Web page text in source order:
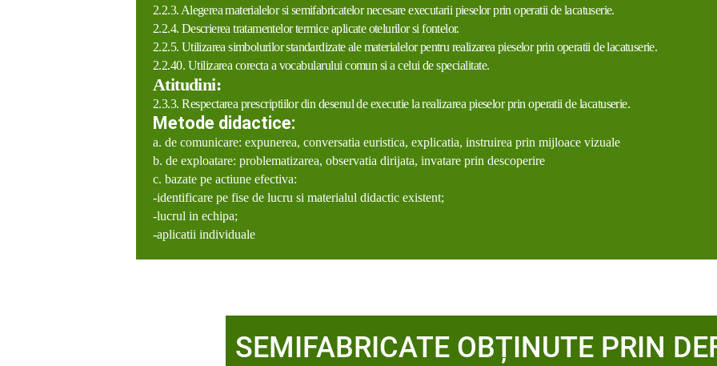
2.2.3. Alegerea materialelor si semifabricatelor necesare executarii pieselor prin operatii de lacatuserie.
2.2.4. Descrierea tratamentelor termice aplicate otelurilor si fontelor.
2.2.5. Utilizarea simbolurilor standardizate ale materialelor pentru realizarea pieselor prin operatii de lacatuserie.
2.2.40. Utilizarea corecta a vocabularului comun si a celui de specialitate.
Atitudini:
2.3.3. Respectarea prescriptiilor din desenul de executie la realizarea pieselor prin operatii de lacatuserie.
Metode didactice:
a. de comunicare: expunerea, conversatia euristica, explicatia, instruirea prin mijloace vizuale
b. de exploatare: problematizarea, observatia dirijata, invatare prin descoperire
c. bazate pe actiune efectiva:
-identificare pe fise de lucru si materialul didactic existent;
-lucrul in echipa;
-aplicatii individuale
SEMIFABRICATE OBȚINUTE PRIN